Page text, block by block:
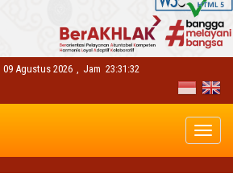
09 Agustus 2026 , Jam 23:31:32